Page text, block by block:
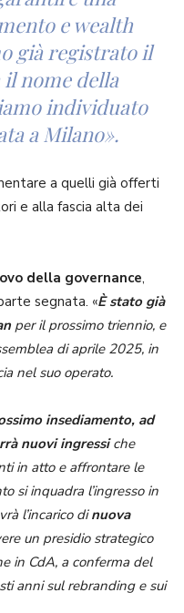
e wealth
già registrato il
nome della
individuato
a Milano».
a quelli già offerti
e alla fascia alta dei
della governance,
segnata. «È stato già
per il prossimo triennio, e
di aprile 2025, in
nel suo operato.
insediamento, ad
nuovi ingressiche
in atto e affrontare le
si inquadra l’ingresso in
l’incarico dinuova
un presidio strategico
in CdA, a conferma del
anni sul rebranding e sui